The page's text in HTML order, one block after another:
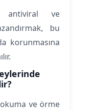
antiviral ve
bu
korunmasına
ve örme